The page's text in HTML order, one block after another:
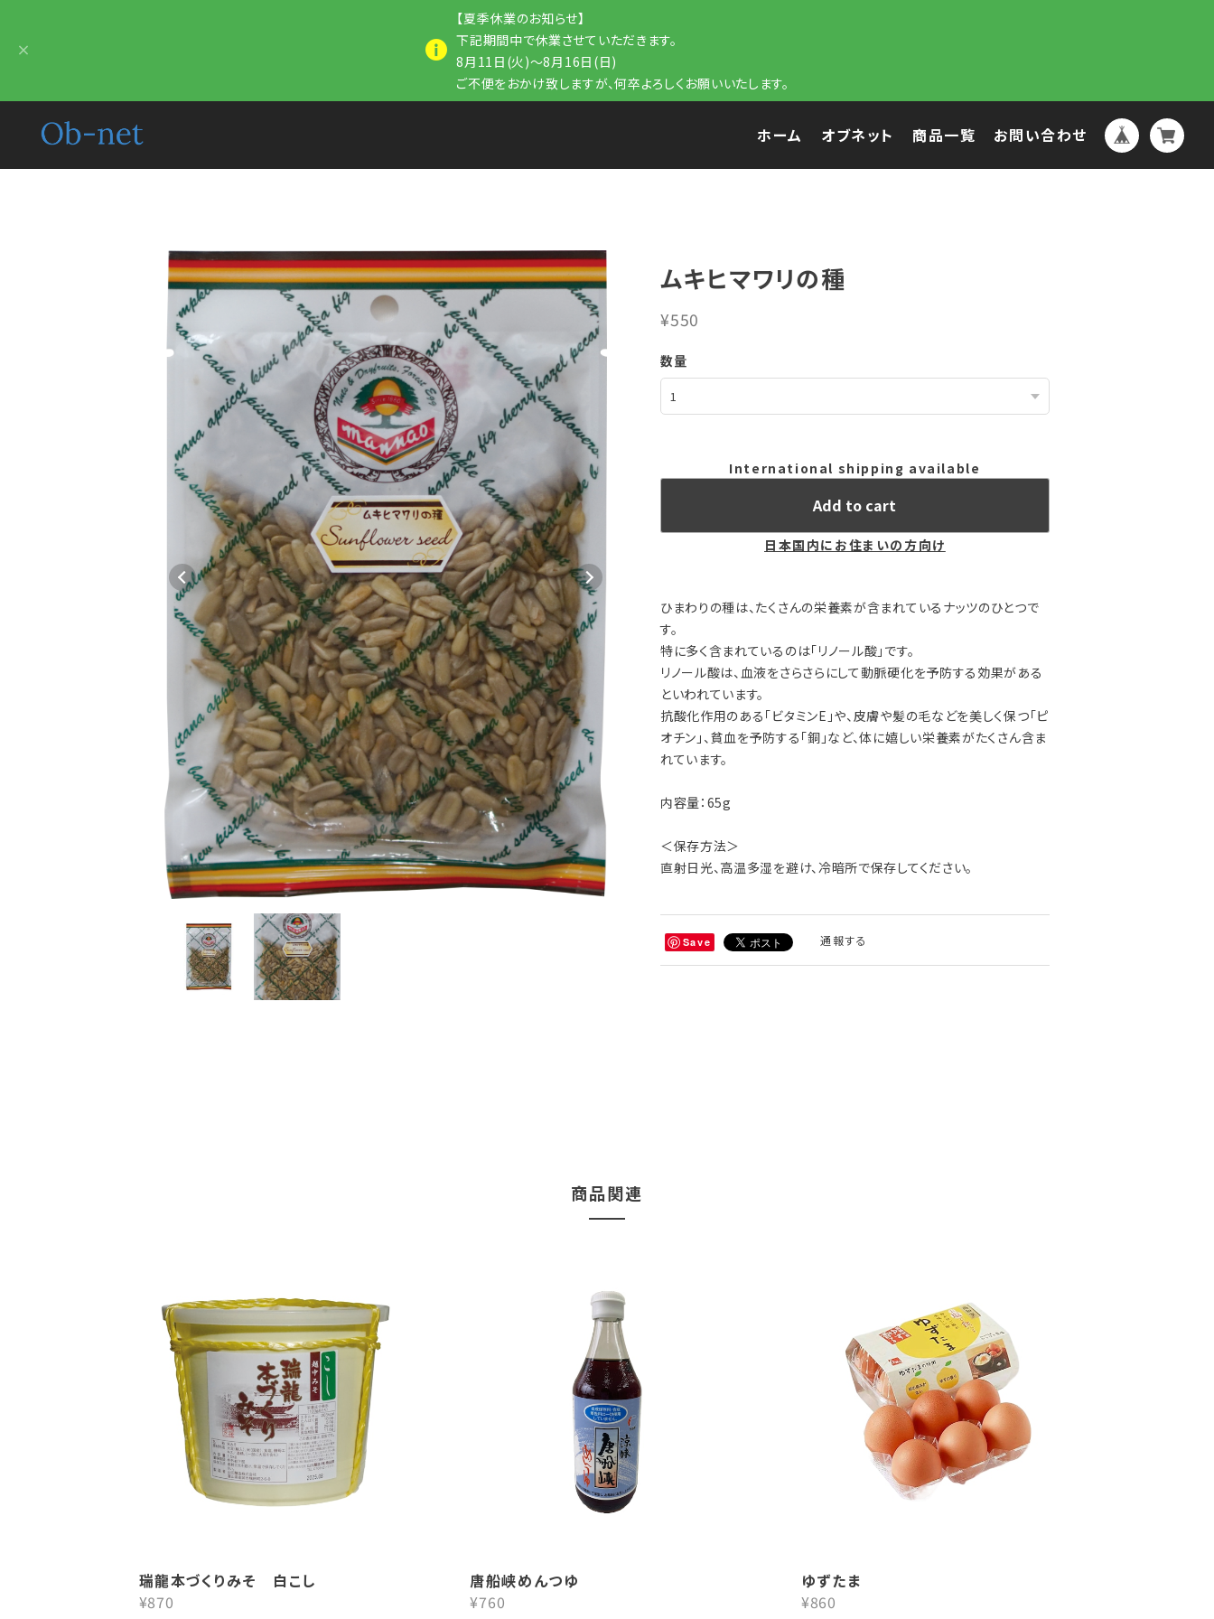
【夏季休業のお知らせ】
下記期間中で休業させていただきます。
8月11日(火)～8月16日(日)
ご不便をおかけ致しますが、何卒よろしくお願いいたします。
ホーム オブネット 商品一覧 お問い合わせ
ムキヒマワリの種
¥550
数量
International shipping available
Add to cart
日本国内にお住まいの方向け
ひまわりの種は、たくさんの栄養素が含まれているナッツのひとつで
す。
特に多く含まれているのは「リノール酸」です。
リノール酸は、血液をさらさらにして動脈硬化を予防する効果がある
といわれています。
抗酸化作用のある「ビタミンE」や、皮膚や髪の毛などを美しく保つ「ピ
オチン」、貧血を予防する「銅」など、体に嬉しい栄養素がたくさん含ま
れています。
内容量：65g
＜保存方法＞
直射日光、高温多湿を避け、冷暗所で保存してください。
Save 通報する